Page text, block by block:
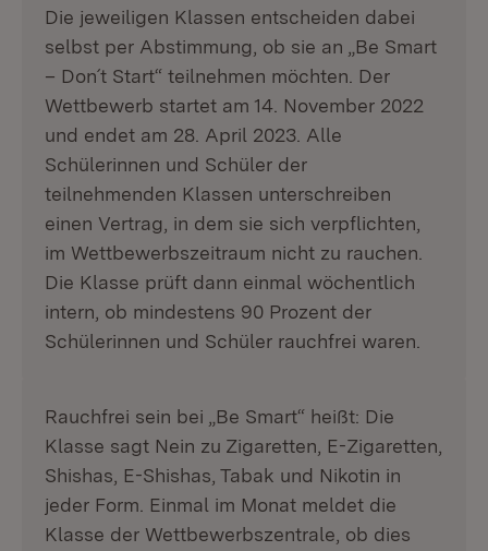
Die jeweiligen Klassen entscheiden dabei
selbst per Abstimmung, ob sie an „Be Smart
– Don´t Start“ teilnehmen möchten. Der
Wettbewerb startet am 14. November 2022
und endet am 28. April 2023. Alle
Schülerinnen und Schüler der
teilnehmenden Klassen unterschreiben
einen Vertrag, in dem sie sich verpflichten,
im Wettbewerbszeitraum nicht zu rauchen.
Die Klasse prüft dann einmal wöchentlich
intern, ob mindestens 90 Prozent der
Schülerinnen und Schüler rauchfrei waren.
Rauchfrei sein bei „Be Smart“ heißt: Die
Klasse sagt Nein zu Zigaretten, E-Zigaretten,
Shishas, E-Shishas, Tabak und Nikotin in
jeder Form. Einmal im Monat meldet die
Klasse der Wettbewerbszentrale, ob dies